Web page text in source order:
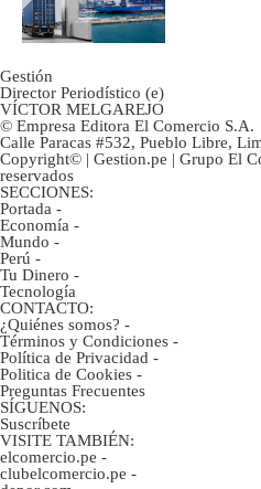
Gestión
Director Periodístico (e)
VÍCTOR MELGAREJO
© Empresa Editora El Comercio S.A.
Calle Paracas #532, Pueblo Libre,
Copyright© | Gestion.pe | Grupo El
reservados
SECCIONES:
Portada -
Economía -
Mundo -
Perú -
Tu Dinero -
Tecnología
CONTACTO:
¿Quiénes somos? -
Términos y Condiciones -
Política de Privacidad -
Politica de Cookies -
Preguntas Frecuentes
SÍGUENOS:
Suscríbete
VISITE TAMBIÉN:
elcomercio.pe -
clubelcomercio.pe -